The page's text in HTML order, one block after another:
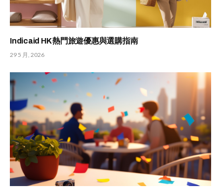
Indicaid HK 熱門旅遊優惠與選購指南
29 5 月, 2026